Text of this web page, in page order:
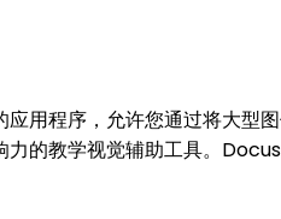
用程序，允许您通过将大型
力的教学视觉辅助工具。